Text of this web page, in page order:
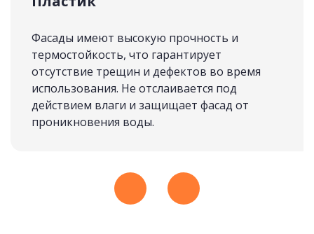
Фасады имеют высокую прочность и
термостойкость, что гарантирует
отсутствие трещин и дефектов во время
использования. Не отслаивается под
действием влаги и защищает фасад от
проникновения воды.